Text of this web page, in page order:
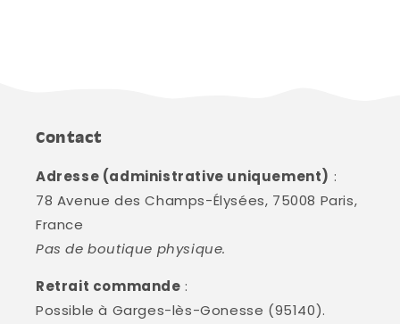
Contact
Adresse (administrative uniquement) :
78 Avenue des Champs-Élysées, 75008 Paris,
France
Pas de boutique physique.
Retrait commande :
Possible à Garges-lès-Gonesse (95140).